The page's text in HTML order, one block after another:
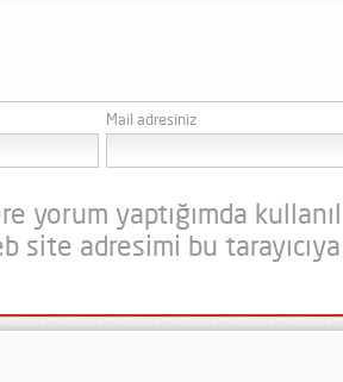
Mail adresiniz
yorum yaptığımda
site adresimi bu